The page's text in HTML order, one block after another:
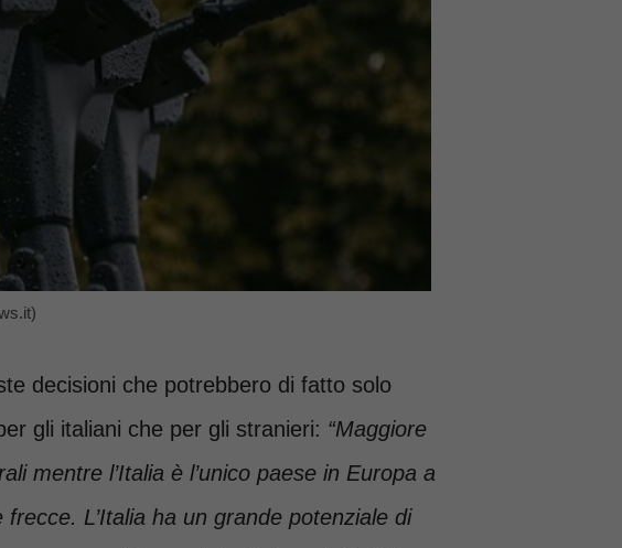
decisioni che potrebbero di fatto solo
gli italiani che per gli stranieri: “Maggiore
mentre l’Italia è l’unico paese in Europa a
L’Italia ha un grande potenziale di